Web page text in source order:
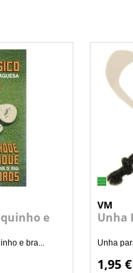
e
e bra...
VM
Unha
Unha
1,95 €